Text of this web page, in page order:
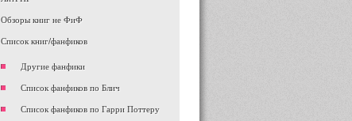
Обзоры книг не ФиФ
Список книг/фанфиков
Другие фанфики
Список фанфиков по Блич
Список фанфиков по Гарри Поттеру